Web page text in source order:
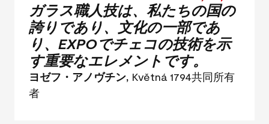
ガラス職人技は、私たちの国の
誇りであり、文化の一部であ
り、EXPOでチェコの技術を示
す重要なエレメントです。
ヨゼフ・アノヴチン, Květná 1794共同所有
者